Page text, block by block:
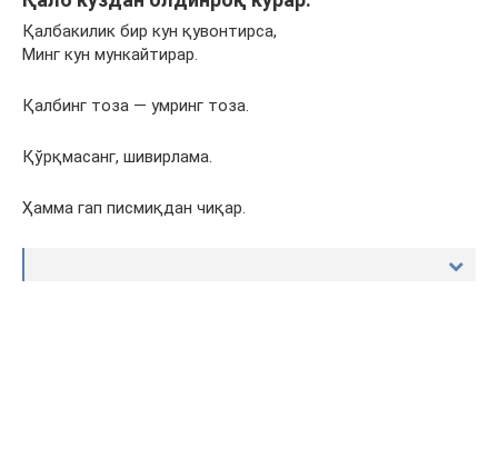
Қалбакилик бир кун қувонтирса,
Минг кун мункайтирар.
Қалбинг тоза — умринг тоза.
Қўрқмасанг, шивирлама.
Ҳамма гап писмиқдан чиқар.